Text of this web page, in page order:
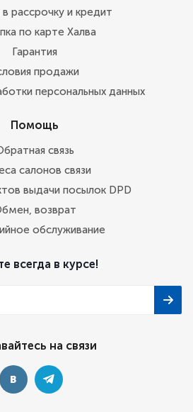
рассрочку и кредит
по карте Халва
Гарантия
продажи
персональных данных
Помощь
связь
салонов связи
выдачи посылок DPD
возврат
обслуживание
всегда в курсе!
на связи